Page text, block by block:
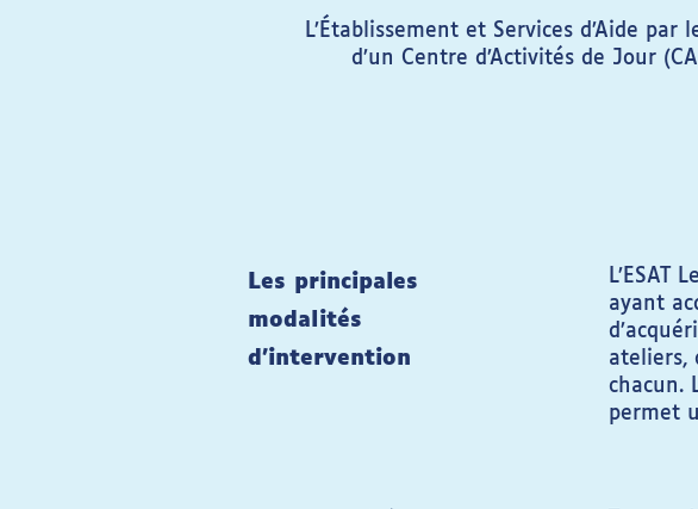
L’Établissement et Services d’Aide
d’un Centre d’Activités de Jour
Les principales
modalités
d’intervention
L’ESAT
ayant
ateliers,
chacun.
permet